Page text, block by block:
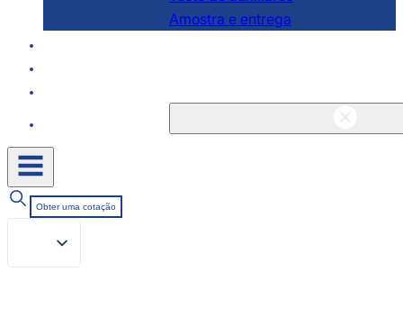
Amostra e entrega
Obter uma cotação